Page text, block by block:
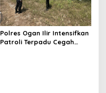
Polres Ogan Ilir Intensifkan
Patroli Terpadu Cegah